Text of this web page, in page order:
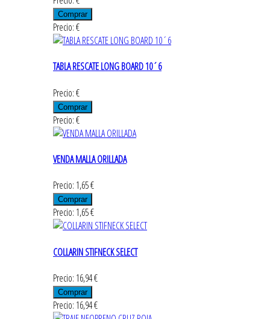
Precio: €
TABLA RESCATE LONG BOARD 10´6
Precio: €
Precio: €
VENDA MALLA ORILLADA
Precio: 1,65 €
Precio: 1,65 €
COLLARIN STIFNECK SELECT
Precio: 16,94 €
Precio: 16,94 €